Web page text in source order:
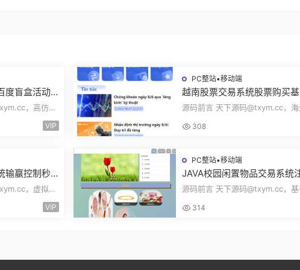
度盲盒活动
示概率设置
，高仿百
，Uniapp前端
VIP
PC整站▪移动端
越南股票交易系统股票购买
投资实时报价交易信息投资组
海外股票投资PHP源码
源码前言 天下源码@txym.cc，海
票投资源码，越南版股票源码，
97.4M，1个...
308
输赢控制秒
货交易跟单
BitTong
，虚拟货
，完美K线控制
VIP
PC整站▪移动端
JAVA校园闲置物品交易系统
登录发布物品搜索物品物品交
文章资讯商家管理源码
源码前言 天下源码@txym.cc，
SpringBoot的校园闲置物品交易
统，大小30.6M，...
314